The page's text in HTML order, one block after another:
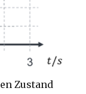
Zustand